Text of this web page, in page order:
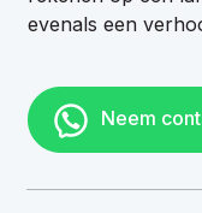
evenals een
Neem